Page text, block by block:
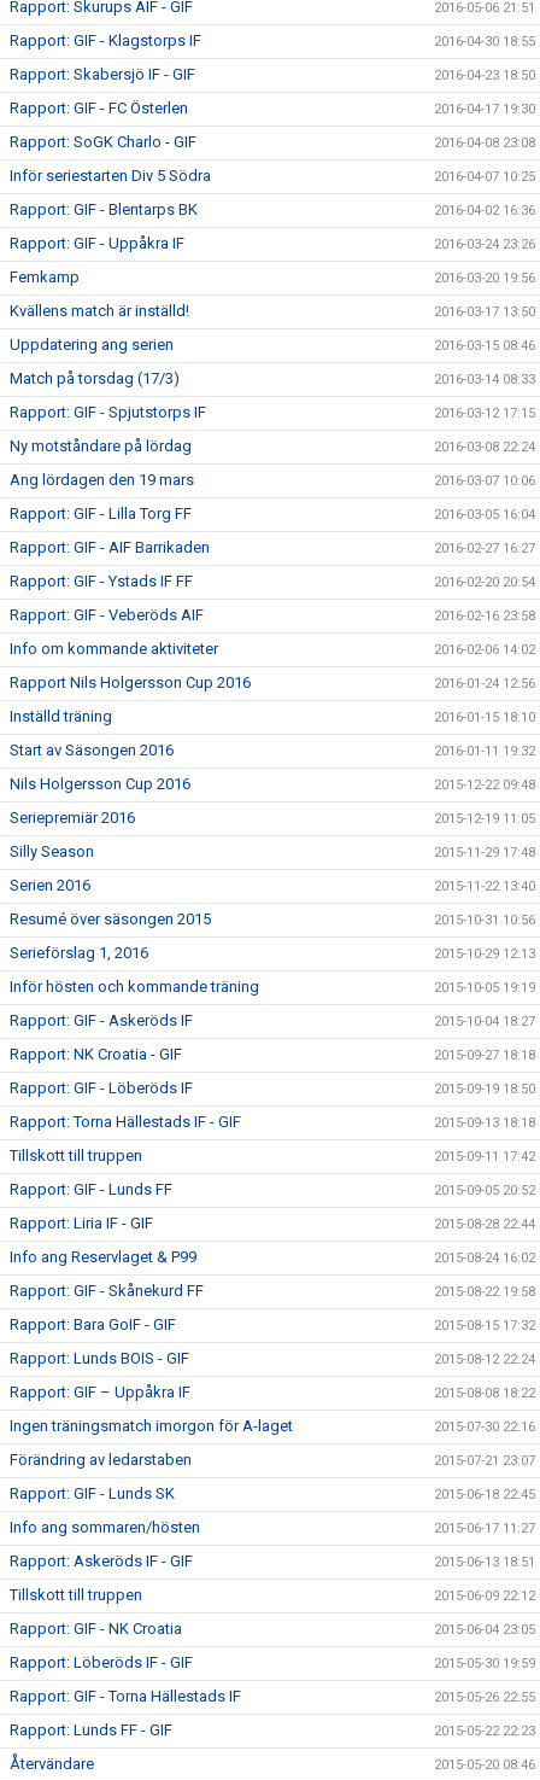
Rapport: Skurups AIF - GIF 2016-05-06 21:51
Rapport: GIF - Klagstorps IF 2016-04-30 18:55
Rapport: Skabersjö IF - GIF 2016-04-23 18:50
Rapport: GIF - FC Österlen 2016-04-17 19:30
Rapport: SoGK Charlo - GIF 2016-04-08 23:08
Inför seriestarten Div 5 Södra 2016-04-07 10:25
Rapport: GIF - Blentarps BK 2016-04-02 16:36
Rapport: GIF - Uppåkra IF 2016-03-24 23:26
Femkamp 2016-03-20 19:56
Kvällens match är inställd! 2016-03-17 13:50
Uppdatering ang serien 2016-03-15 08:46
Match på torsdag (17/3) 2016-03-14 08:33
Rapport: GIF - Spjutstorps IF 2016-03-12 17:15
Ny motståndare på lördag 2016-03-08 22:24
Ang lördagen den 19 mars 2016-03-07 10:06
Rapport: GIF - Lilla Torg FF 2016-03-05 16:04
Rapport: GIF - AIF Barrikaden 2016-02-27 16:27
Rapport: GIF - Ystads IF FF 2016-02-20 20:54
Rapport: GIF - Veberöds AIF 2016-02-16 23:58
Info om kommande aktiviteter 2016-02-06 14:02
Rapport Nils Holgersson Cup 2016 2016-01-24 12:56
Inställd träning 2016-01-15 18:10
Start av Säsongen 2016 2016-01-11 19:32
Nils Holgersson Cup 2016 2015-12-22 09:48
Seriepremiär 2016 2015-12-19 11:05
Silly Season 2015-11-29 17:48
Serien 2016 2015-11-22 13:40
Resumé över säsongen 2015 2015-10-31 10:56
Serieförslag 1, 2016 2015-10-29 12:13
Inför hösten och kommande träning 2015-10-05 19:19
Rapport: GIF - Askeröds IF 2015-10-04 18:27
Rapport: NK Croatia - GIF 2015-09-27 18:18
Rapport: GIF - Löberöds IF 2015-09-19 18:50
Rapport: Torna Hällestads IF - GIF 2015-09-13 18:18
Tillskott till truppen 2015-09-11 17:42
Rapport: GIF - Lunds FF 2015-09-05 20:52
Rapport: Liria IF - GIF 2015-08-28 22:44
Info ang Reservlaget & P99 2015-08-24 16:02
Rapport: GIF - Skånekurd FF 2015-08-22 19:58
Rapport: Bara GoIF - GIF 2015-08-15 17:32
Rapport: Lunds BOIS - GIF 2015-08-12 22:24
Rapport: GIF – Uppåkra IF 2015-08-08 18:22
Ingen träningsmatch imorgon för A-laget 2015-07-30 22:16
Förändring av ledarstaben 2015-07-21 23:07
Rapport: GIF - Lunds SK 2015-06-18 22:45
Info ang sommaren/hösten 2015-06-17 11:27
Rapport: Askeröds IF - GIF 2015-06-13 18:51
Tillskott till truppen 2015-06-09 22:12
Rapport: GIF - NK Croatia 2015-06-04 23:05
Rapport: Löberöds IF - GIF 2015-05-30 19:59
Rapport: GIF - Torna Hällestads IF 2015-05-26 22:55
Rapport: Lunds FF - GIF 2015-05-22 22:23
Återvändare 2015-05-20 08:46